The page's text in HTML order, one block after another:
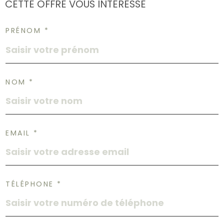
CETTE OFFRE VOUS INTÉRESSE
PRÉNOM *
NOM *
EMAIL *
TÉLÉPHONE *